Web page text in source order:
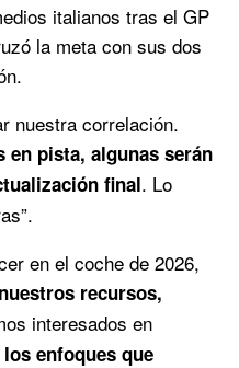
italianos tras el GP
la meta con sus dos
nuestra correlación.
en pista, algunas serán
final. Lo
en el coche de 2026,
recursos,
interesados en
enfoques que